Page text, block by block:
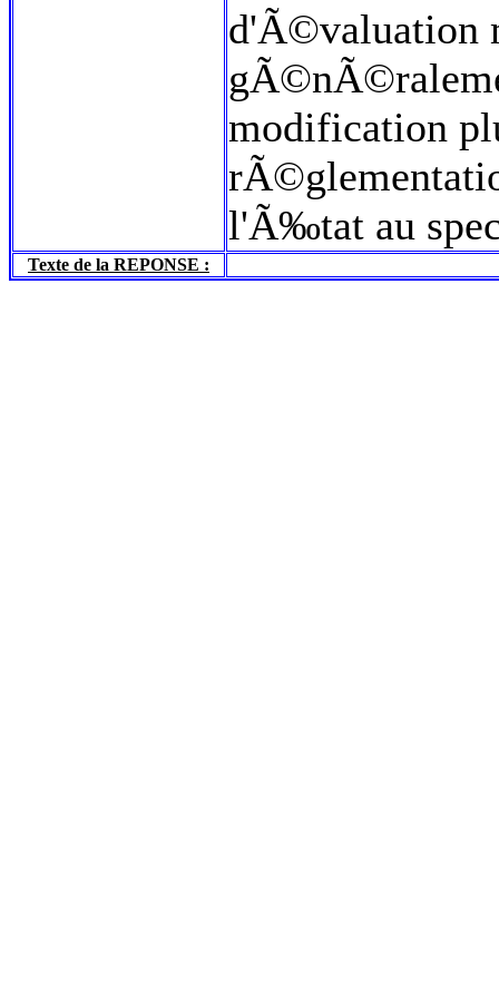
d'Ã©valuation
modification
l'Ã‰tat au
Texte de la REPONSE :